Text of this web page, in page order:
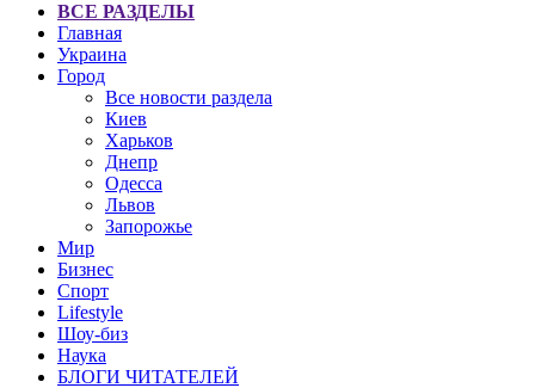
ВСЕ РАЗДЕЛЫ
Главная
Украина
Город
Все новости раздела
Киев
Харьков
Днепр
Одесса
Львов
Запорожье
Мир
Бизнес
Спорт
Lifestyle
Шоу-биз
Наука
БЛОГИ ЧИТАТЕЛЕЙ